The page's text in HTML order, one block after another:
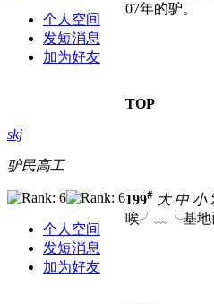
个人空间
发短消息
加为好友
07年的驴。
TOP
skj
驴民高工
个人空间
发短消息
加为好友
199# 大 中 小
唉╯﹏╰基地